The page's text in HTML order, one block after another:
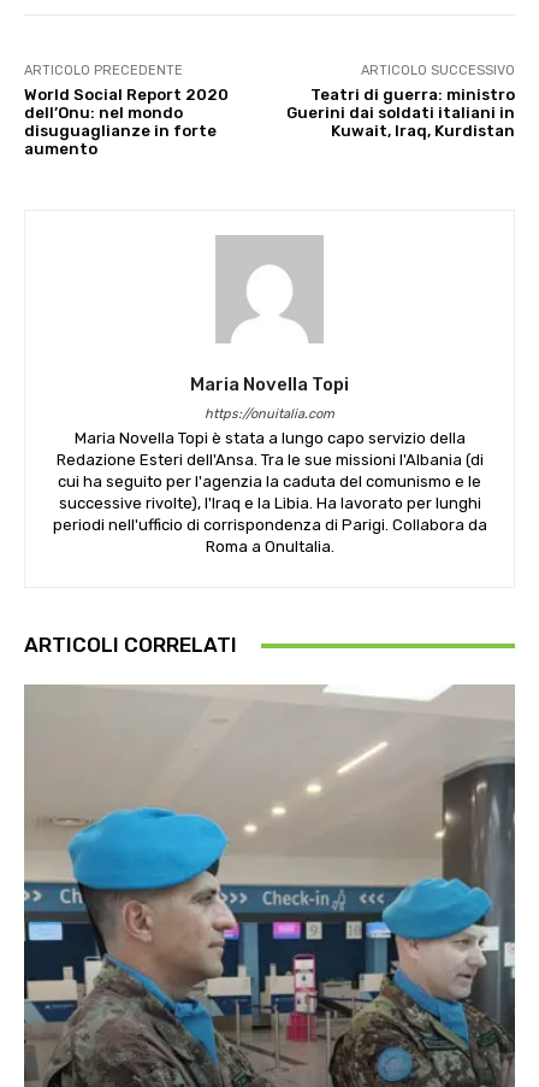
ARTICOLO PRECEDENTE
World Social Report 2020
dell’Onu: nel mondo
disuguaglianze in forte
aumento
ARTICOLO SUCCESSIVO
Teatri di guerra: ministro
Guerini dai soldati italiani in
Kuwait, Iraq, Kurdistan
Maria Novella Topi
https://onuitalia.com
Maria Novella Topi è stata a lungo capo servizio della
Redazione Esteri dell'Ansa. Tra le sue missioni l'Albania (di
cui ha seguito per l'agenzia la caduta del comunismo e le
successive rivolte), l'Iraq e la Libia. Ha lavorato per lunghi
periodi nell'ufficio di corrispondenza di Parigi. Collabora da
Roma a OnuItalia.
ARTICOLI CORRELATI